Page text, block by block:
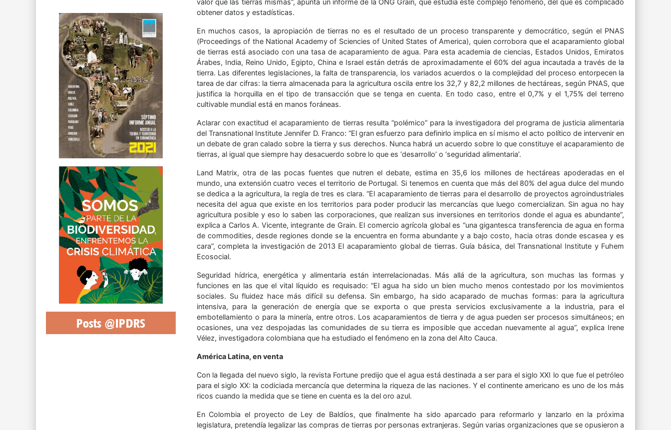
Posts @IPDRS
obtener datos y estadísticas.
En muchos casos, la apropiación de tierras no es el resultado de un proceso transparente y democrático, según el PNAS
(Proceedings of the National Academy of Sciencies of United States of America), quien corrobora que el acaparamiento global
de tierras está asociado con una tasa de acaparamiento de agua. Para esta academia de ciencias, Estados Unidos, Emiratos
Árabes, India, Reino Unido, Egipto, China e Israel están detrás de aproximadamente el 60% del agua incautada a través de la
tierra. Las diferentes legislaciones, la falta de transparencia, los variados acuerdos o la complejidad del proceso entorpecen la
tarea de dar cifras: la tierra almacenada para la agricultura oscila entre los 32,7 y 82,2 millones de hectáreas, según PNAS, que
justifica la horquilla en el tipo de transacción que se tenga en cuenta. En todo caso, entre el 0,7% y el 1,75% del terreno
cultivable mundial está en manos foráneas.
Aclarar con exactitud el acaparamiento de tierras resulta “polémico” para la investigadora del programa de justicia alimentaria
del Transnational Institute Jennifer D. Franco: “El gran esfuerzo para definirlo implica en sí mismo el acto político de intervenir en
un debate de gran calado sobre la tierra y sus derechos. Nunca habrá un acuerdo sobre lo que constituye el acaparamiento de
tierras, al igual que siempre hay desacuerdo sobre lo que es ‘desarrollo’ o ‘seguridad alimentaria’.
Land Matrix, otra de las pocas fuentes que nutren el debate, estima en 35,6 los millones de hectáreas apoderadas en el
mundo, una extensión cuatro veces el territorio de Portugal. Si tenemos en cuenta que más del 80% del agua dulce del mundo
se dedica a la agricultura, la regla de tres es clara. “El acaparamiento de tierras para el desarrollo de proyectos agroindustriales
necesita del agua que existe en los territorios para poder producir las mercancías que luego comercializan. Sin agua no hay
agricultura posible y eso lo saben las corporaciones, que realizan sus inversiones en territorios donde el agua es abundante”,
explica a Carlos A. Vicente, integrante de Grain. El comercio agrícola global es “una gigantesca transferencia de agua en forma
de commodities, desde regiones donde se la encuentra en forma abundante y a bajo costo, hacia otras donde escasea y es
cara”, completa la investigación de 2013 El acaparamiento global de tierras. Guía básica, del Transnational Institute y Fuhem
Ecosocial.
Seguridad hídrica, energética y alimentaria están interrelacionadas. Más allá de la agricultura, son muchas las formas y
funciones en las que el vital líquido es requisado: “El agua ha sido un bien mucho menos contestado por los movimientos
sociales. Su fluidez hace más difícil su defensa. Sin embargo, ha sido acaparado de muchas formas: para la agricultura
intensiva, para la generación de energía que se exporta o que presta servicios exclusivamente a la industria, para el
embotellamiento o para la minería, entre otros. Los acaparamientos de tierra y de agua pueden ser procesos simultáneos; en
ocasiones, una vez despojadas las comunidades de su tierra es imposible que accedan nuevamente al agua”, explica Irene
Vélez, investigadora colombiana que ha estudiado el fenómeno en la zona del Alto Cauca.
América Latina, en venta
Con la llegada del nuevo siglo, la revista Fortune predijo que el agua está destinada a ser para el siglo XXI lo que fue el petróleo
para el siglo XX: la codiciada mercancía que determina la riqueza de las naciones. Y el continente americano es uno de los más
ricos cuando la medida que se tiene en cuenta es la del oro azul.
En Colombia el proyecto de Ley de Baldíos, que finalmente ha sido aparcado para reformarlo y lanzarlo en la próxima
legislatura, pretendía legalizar las compras de tierras por personas extranjeras. Según varias organizaciones que se opusieron a